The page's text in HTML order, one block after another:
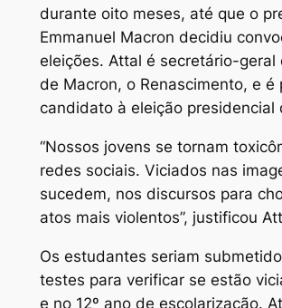
durante oito meses, até que o
Emmanuel Macron decidiu
eleições. Attal é secretário-
de Macron, o Renascimento, e é
candidato à eleição presidencial
“Nossos jovens se tornam
redes sociais. Viciados nas
sucedem, nos discursos para
atos mais violentos”, justificou
Os estudantes seriam
testes para verificar se estão
e no 12º ano de escolarização.